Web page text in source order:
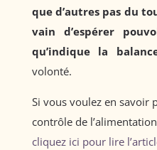
que d’autres pas du
vain d’espérer
qu’indique la
volonté.
Si vous voulez en savoir
contrôle de
cliquez ici pour lire